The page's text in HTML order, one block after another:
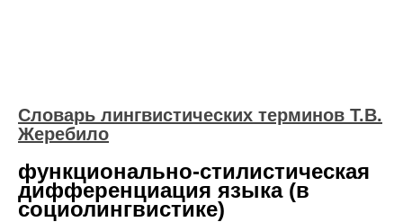
Словарь лингвистических терминов Т.В.
Жеребило
функционально-стилистическая
дифференциация языка (в
социолингвистике)